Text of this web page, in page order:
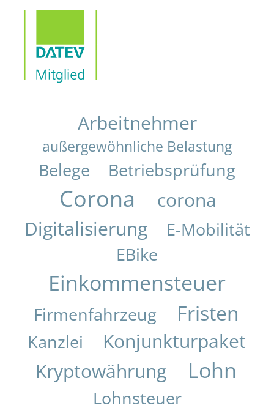
Arbeitnehmer
außergewöhnliche Belastung
Belege Betriebsprüfung
Corona
corona
Digitalisierung
E-Mobilität
EBike
Einkommensteuer
Firmenfahrzeug Fristen
Kanzlei
Konjunkturpaket
Kryptowährung
Lohn
Lohnsteuer